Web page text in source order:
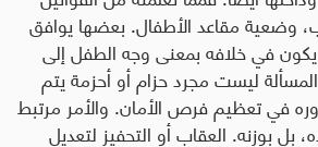
وضعية مقاعد الأطفال. بعضها يوافق
يكون في خلافه بمعنى وجه الطفل إلى
ليست مجرد حزام أو أحزمة يتم
في تعظيم فرص الأمان. والأمر مرتبط
بوزنه. العقاب أو التحفيز لتعديل